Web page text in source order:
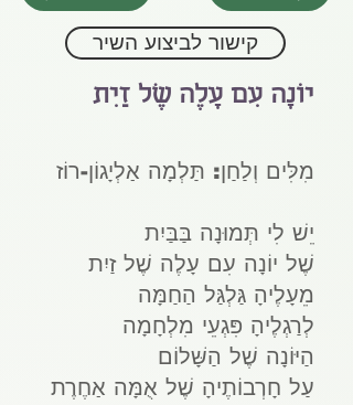
קישור לביצוע השיר
יוֹנָה עִם עָלֶה שֶׁל זַיִת
מִלִּים וְלַחַן: תַּלְמָה אַלְיָגוֹן-רוֹז
יֵשׁ לִי תְּמוּנָה בַּבַּיִת
שֶׁל יוֹנָה עִם עָלֶה שֶׁל זַיִת
מֵעָלֶיהָ גַּלְגַּל הַחַמָּה
לְרַגְלֶיהָ פִּגְעֵי מִלְחָמָה
הַיּוֹנָה שֶׁל הַשָּׁלוֹם
עַל חָרְבוֹתֶיהָ שֶׁל אֻמָּה אַחֶרֶת